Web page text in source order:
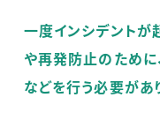
一度インシデントが
や再発防止のため
などを行う必要があ